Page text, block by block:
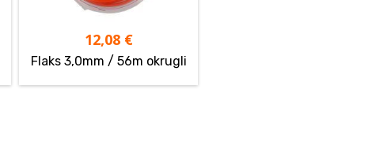
12,08 €
Flaks 3,0mm / 56m okrugli